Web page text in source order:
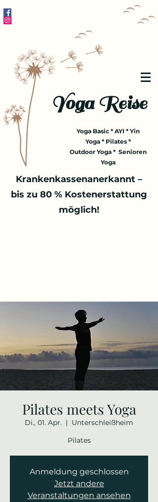
Yoga Reise
Yoga Basic * AYI * Yin
Yoga * Pilates *
Outdoor Yoga * Senioren
Yoga
Krankenkassenanerkannt –
bis zu 80 % Kostenerstattung
möglich!
Pilates meets Yoga
Di., 01. Apr.
  |
Unterschleißheim
Pilates
Anmeldung geschlossen
Jetzt andere
Veranstaltungen ansehen